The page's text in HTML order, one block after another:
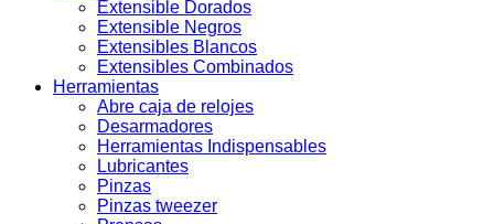
Extensible Dorados
Extensible Negros
Extensibles Blancos
Extensibles Combinados
Herramientas
Abre caja de relojes
Desarmadores
Herramientas Indispensables
Lubricantes
Pinzas
Pinzas tweezer